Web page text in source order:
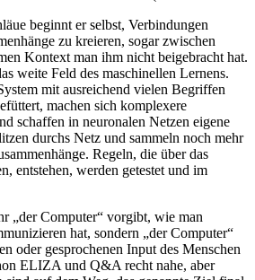
beginnt er selbst, Verbindungen
zu kreieren, sogar zwischen
Kontext man ihm nicht beigebracht hat.
weite Feld des maschinellen Lernens.
mit ausreichend vielen Begriffen
machen sich komplexere
schaffen in neuronalen Netzen eigene
durchs Netz und sammeln noch mehr
Regeln, die über das
entstehen, werden getestet und im
„der Computer“ vorgibt, wie man
hat, sondern „der Computer“
oder gesprochenen Input des Menschen
ELIZA und Q&A recht nahe, aber